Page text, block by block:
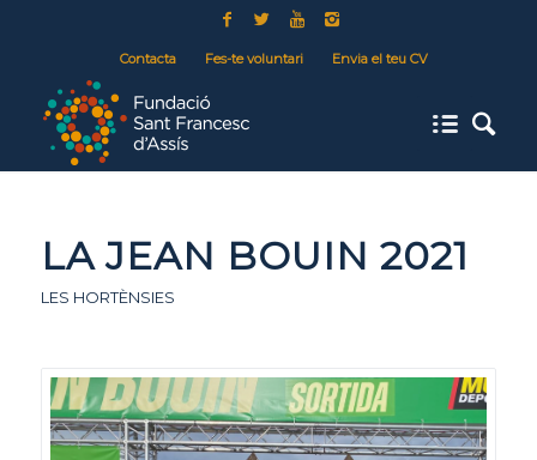
Contacta Fes-te voluntari Envia el teu CV
LA JEAN BOUIN 2021
LES HORTÈNSIES